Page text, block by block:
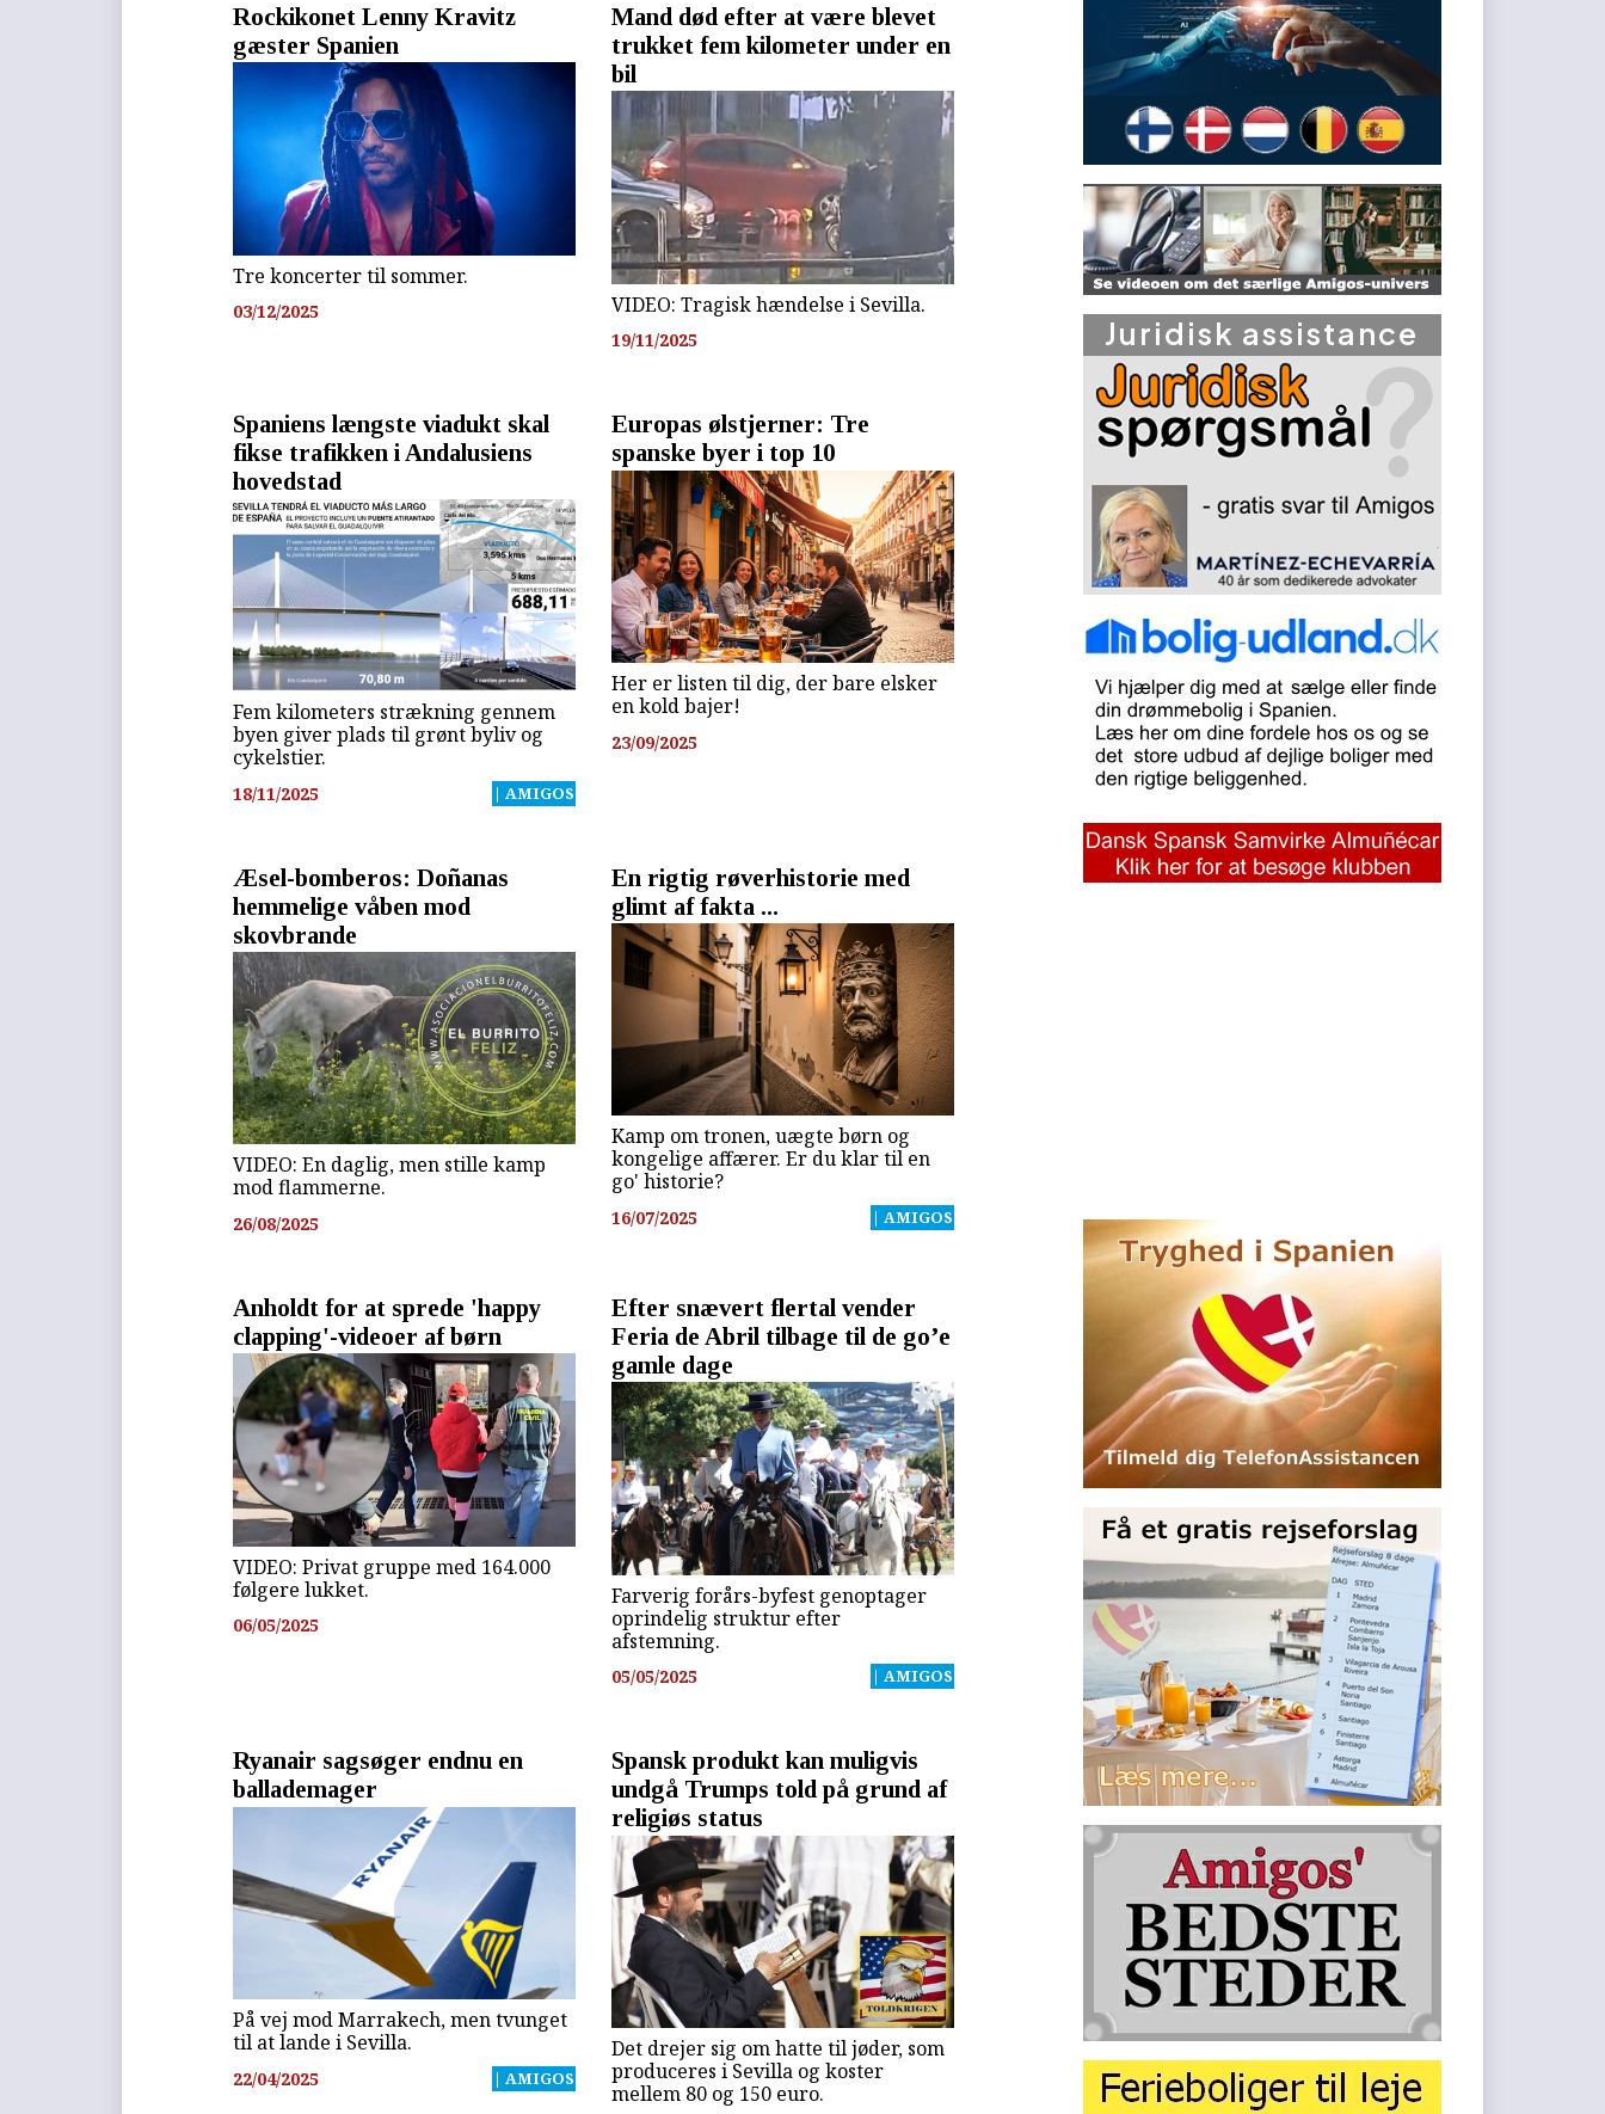
Rockikonet Lenny Kravitz
gæster Spanien
Tre koncerter til sommer.
03/12/2025
Mand død efter at være blevet
trukket fem kilometer under en
bil
VIDEO: Tragisk hændelse i Sevilla.
19/11/2025
Spaniens længste viadukt skal
fikse trafikken i Andalusiens
hovedstad
Fem kilometers strækning gennem
byen giver plads til grønt byliv og
cykelstier.
18/11/2025 | AMIGOS
Europas ølstjerner: Tre
spanske byer i top 10
Her er listen til dig, der bare elsker
en kold bajer!
23/09/2025
Æsel-bomberos: Doñanas
hemmelige våben mod
skovbrande
VIDEO: En daglig, men stille kamp
mod flammerne.
26/08/2025
En rigtig røverhistorie med
glimt af fakta ...
Kamp om tronen, uægte børn og
kongelige affærer. Er du klar til en
go' historie?
16/07/2025 | AMIGOS
Anholdt for at sprede 'happy
clapping'-videoer af børn
VIDEO: Privat gruppe med 164.000
følgere lukket.
06/05/2025
Efter snævert flertal vender
Feria de Abril tilbage til de go’e
gamle dage
Farverig forårs-byfest genoptager
oprindelig struktur efter
afstemning.
05/05/2025 | AMIGOS
Ryanair sagsøger endnu en
ballademager
På vej mod Marrakech, men tvunget
til at lande i Sevilla.
22/04/2025 | AMIGOS
Spansk produkt kan muligvis
undgå Trumps told på grund af
religiøs status
Det drejer sig om hatte til jøder, som
produceres i Sevilla og koster
mellem 80 og 150 euro.